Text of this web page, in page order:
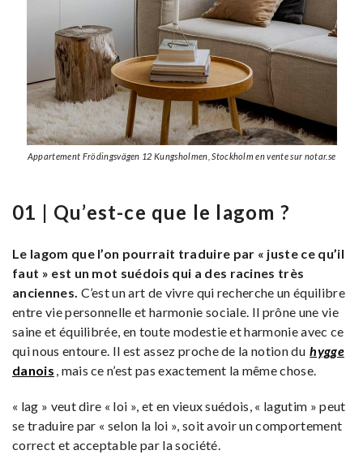
Appartement Frödingsvägen 12 Kungsholmen, Stockholm en vente sur notar.se
01 | Qu’est-ce que le lagom ?
Le lagom que l’on pourrait traduire par « juste ce qu’il
faut » est un mot suédois qui a des racines très
anciennes. C’est un art de vivre qui recherche un équilibre
entre vie personnelle et harmonie sociale. Il prône une vie
saine et équilibrée, en toute modestie et harmonie avec ce
qui nous entoure. Il est assez proche de la notion du hygge
danois , mais ce n’est pas exactement la même chose.
« lag » veut dire « loi », et en vieux suédois, « lagutim » peut
se traduire par « selon la loi », soit avoir un comportement
correct et acceptable par la société.